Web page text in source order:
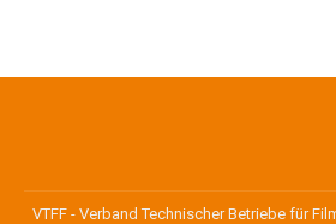
VTFF - Verband Technischer Betriebe für